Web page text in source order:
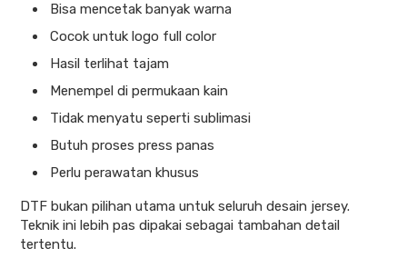
Bisa mencetak banyak warna
Cocok untuk logo full color
Hasil terlihat tajam
Menempel di permukaan kain
Tidak menyatu seperti sublimasi
Butuh proses press panas
Perlu perawatan khusus
DTF bukan pilihan utama untuk seluruh desain jersey.
Teknik ini lebih pas dipakai sebagai tambahan detail
tertentu.